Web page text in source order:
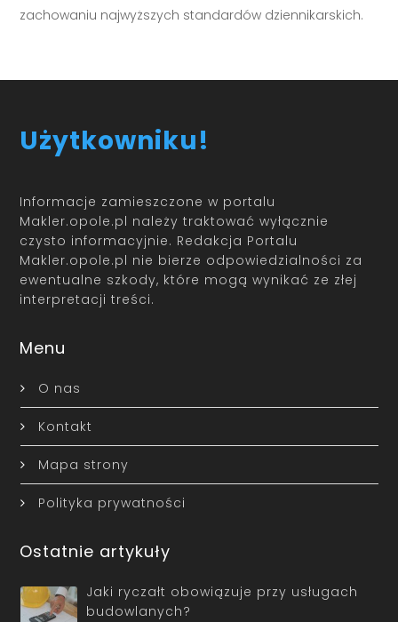
zachowaniu najwyższych standardów dziennikarskich.
Użytkowniku!
Informacje zamieszczone w portalu
Makler.opole.pl należy traktować wyłącznie
czysto informacyjnie. Redakcja Portalu
Makler.opole.pl nie bierze odpowiedzialności za
ewentualne szkody, które mogą wynikać ze złej
interpretacji treści.
Menu
O nas
Kontakt
Mapa strony
Polityka prywatności
Ostatnie artykuły
Jaki ryczałt obowiązuje przy usługach
budowlanych?